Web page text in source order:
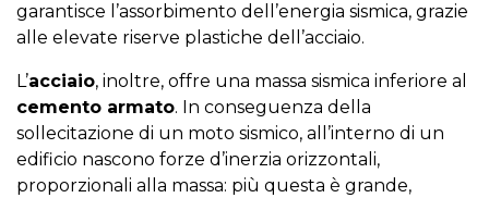
garantisce l’assorbimento dell’energia sismica, grazie
alle elevate riserve plastiche dell’acciaio.
L’acciaio, inoltre, offre una massa sismica inferiore al
cemento armato. In conseguenza della
sollecitazione di un moto sismico, all’interno di un
edificio nascono forze d’inerzia orizzontali,
proporzionali alla massa: più questa è grande,